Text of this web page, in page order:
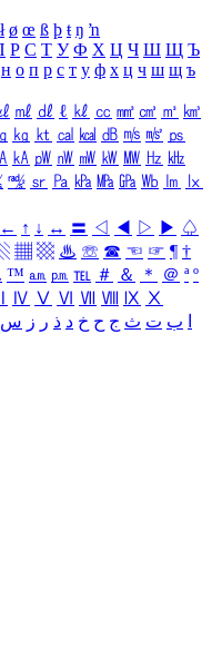
ł ø œ ß þ ŧ ŋ ŉ
Р С Т У Ф Х Ц Ч Ш Щ Ъ
н о п р с т у ф х ц ч ш щ ъ
㎖ ㎗ ℓ ㎘ ㏄ ㎣ ㎤ ㎥ ㎦
㎏ ㏏ ㎈ ㎉ ㏈ ㎧ ㎨ ㎰
㎄ ㎺ ㎻ ㎽ ㎾ ㎿ ㎐ ㎑
㎯ ㏛ ㎩ ㎪ ㎫ ㎬ ㏝ ㏐
㏓
← ↑ ↓ ↔ 〓 ◁ ◀ ▷ ▶ ♤
▦ ▩ ♨ ☏ ☎ ☜ ☞ ¶ †
™ ㏂ ㏘ ℡ ＃ ＆ ＊ ＠ ª º
Ⅳ Ⅴ Ⅵ Ⅶ Ⅷ Ⅸ Ⅹ
ب ت ث ج ح خ د ذ ر ز س